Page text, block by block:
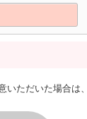
ただいた場合は